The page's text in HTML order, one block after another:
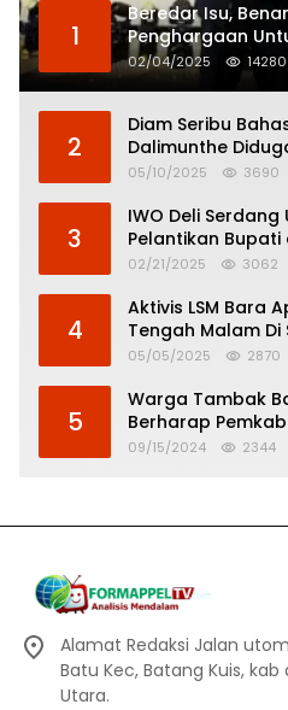
1
Beredar Isu,
Penghargaan
02/04/2025 14280
2
Diam Seribu
Dalimunthe
05/10/2025 3690
3
IWO Deli
Pelantikan Bupati
Serdang
02/21/2025 3062
4
Aktivis LSM Bara
Tengah Malam Di
Tinggi
05/05/2025 2870
5
Warga Tambak
Berharap
Banjir
09/15/2024 2344
Alamat Redaksi Jalan
Batu Kec, Batang Kuis,
Utara.